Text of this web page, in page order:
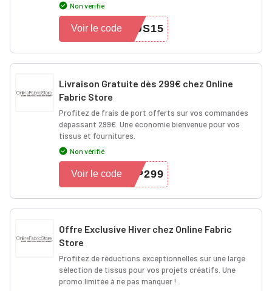
Non vérifié
US15
Voir le code
Livraison Gratuite dès 299€ chez Online
Fabric Store
Profitez de frais de port offerts sur vos commandes
dépassant 299€. Une économie bienvenue pour vos
tissus et fournitures.
Non vérifié
P299
Voir le code
Offre Exclusive Hiver chez Online Fabric
Store
Profitez de réductions exceptionnelles sur une large
sélection de tissus pour vos projets créatifs. Une
promo limitée à ne pas manquer !